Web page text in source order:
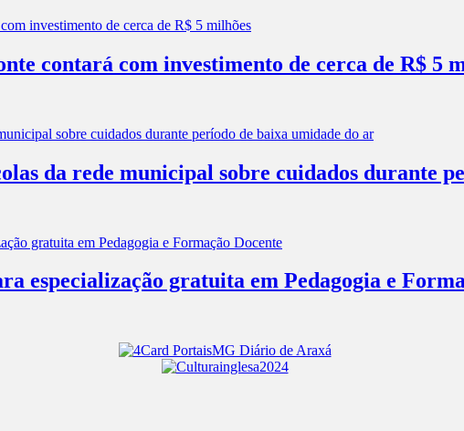
contará com investimento de cerca de R$ 5
da rede municipal sobre cuidados durante
especialização gratuita em Pedagogia e